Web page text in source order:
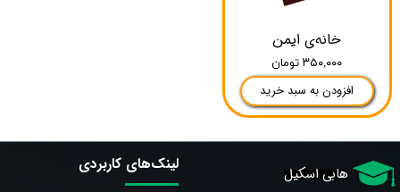
خانه‌ی ایمن
۳۵۰,۰۰۰ تومان
افزودن به سبد خرید
هابی اسکیل لینک‌های کاربردی